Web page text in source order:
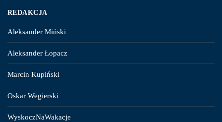
REDAKCJA
Aleksander Miński
Aleksander Łopacz
Marcin Kupiński
Oskar Wegierski
WyskoczNaWakacje